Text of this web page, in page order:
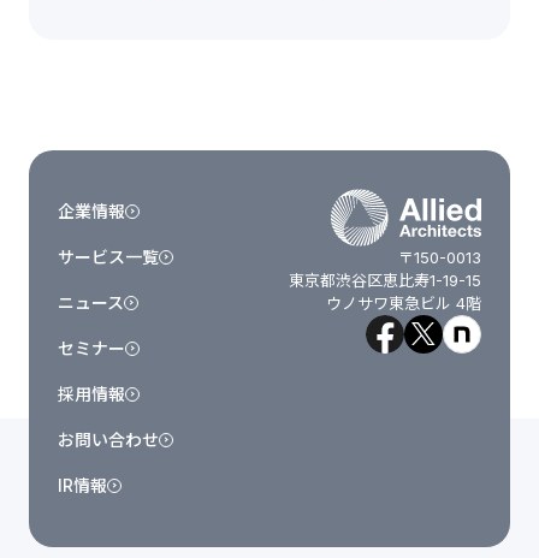
〒150-0013
東京都渋谷区恵比寿1-19-15
ウノサワ東急ビル 4階
企業情報
サービス一覧
ニュース
セミナー
採用情報
お問い合わせ
IR情報